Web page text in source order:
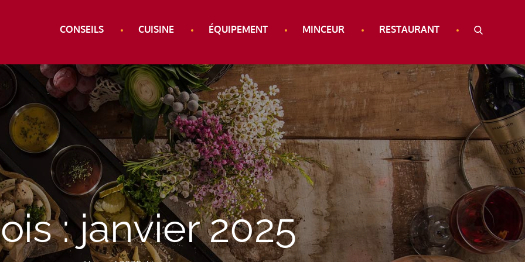
CONSEILS CUISINE ÉQUIPEMENT MINCEUR RESTAURANT
:janvier 2025